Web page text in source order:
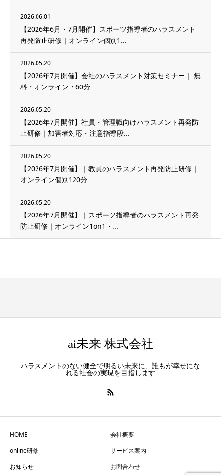
2026.06.01
【2026年6月・7月開催】スポーツ指導者のハラスメント
再発防止研修｜オンライン個別1...
2026.05.20
【2026年7月開催】会社のハラスメント対策セミナー｜ 無
料・オンライン・60分
2026.05.20
【2026年7月開催】社員・管理職向けハラスメント再発防
止研修｜加害者対応・注意指導段...
2026.05.20
【2026年7月開催】｜教員のハラスメント再発防止研修｜
オンライン個別120分
2026.05.20
【2026年7月開催】｜スポーツ指導者のハラスメント再発
防止研修｜オンライン1on1・...
ai未来 株式会社
ハラスメントのない健全で明るい未来に、誰もが幸せにな
れる社会の実現を目指します
HOME
会社概要
online研修
サービス案内
お知らせ
お問合わせ